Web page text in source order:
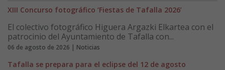
XIII Concurso fotográfico ‘Fiestas de Tafalla 2026’
El colectivo fotográfico Higuera Argazki Elkartea con el
patrocinio del Ayuntamiento de Tafalla con...
06 de agosto de 2026 | Noticias
Tafalla se prepara para el eclipse del 12 de agosto